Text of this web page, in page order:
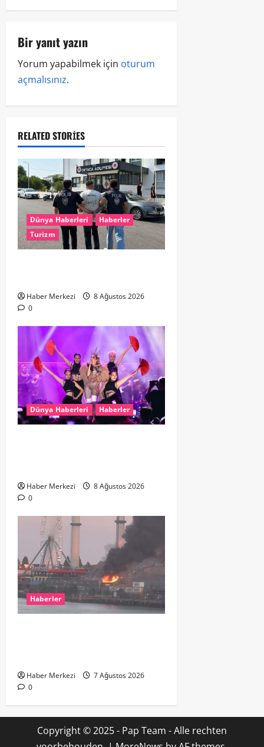
Bir yanıt yazın
Yorum yapabilmek için oturum
açmalısınız.
RELATED STORIES
Dünya Haberleri
Haberler
Turizm
Haber Merkezi
8 Ağustos 2026
0
Dünya Haberleri Haberler
Haber Merkezi
8 Ağustos 2026
0
Haberler
Haber Merkezi
7 Ağustos 2026
0
Copyright © 2025 - Pap Team - Alle rechten